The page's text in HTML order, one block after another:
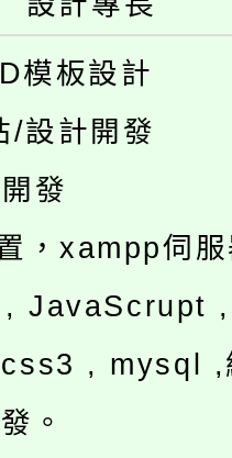
模板設計
/設計開發
發
，xampp伺
, JavaScrupt
, mysql ,
。